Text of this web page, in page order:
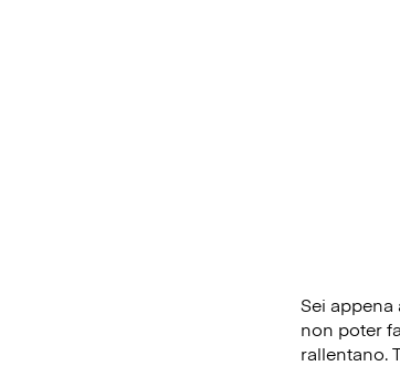
Sei appena
non poter
rallentano.